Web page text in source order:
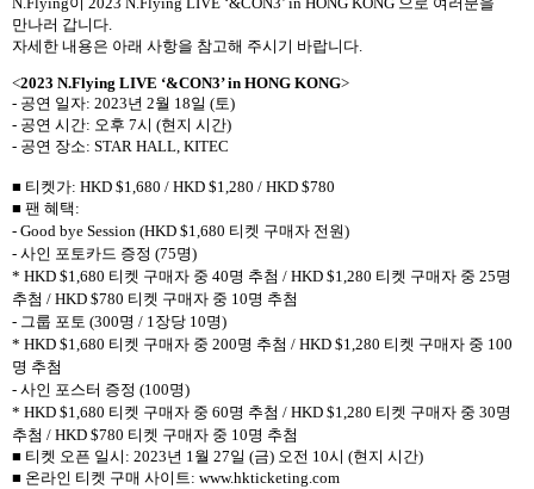
만나러 갑니다.
자세한 내용은 아래 사항을 참고해 주시기 바랍니다.
<2023 N.Flying LIVE ‘&CON3’ in HONG KONG>
- 공연 일자: 2023년 2월 18일 (토)
- 공연 시간: 오후 7시 (현지 시간)
- 공연 장소: STAR HALL, KITEC
■ 티켓가: HKD $1,680 / HKD $1,280 / HKD $780
■ 팬 혜택 :
- Good bye Session (HKD $1,680 티켓 구매자 전원)
- 사인 포토카드 증정 (75명)
* HKD $1,680 티켓 구매자 중 40명 추첨 / HKD $1,280 티켓 구매자 중 25명
추첨 / HKD $780 티켓 구매자 중 10명 추첨
- 그룹 포토 (300명 / 1장당 10명)
* HKD $1,680 티켓 구매자 중 200명 추첨 / HKD $1,280 티켓 구매자 중 100
명 추첨
- 사인 포스터 증정 (100명)
* HKD $1,680 티켓 구매자 중 60명 추첨 / HKD $1,280 티켓 구매자 중 30명
추첨 / HKD $780 티켓 구매자 중 10명 추첨
■ 티켓 오픈 일시 : 2023년 1월 27일 (금) 오전 10시 (현지 시간)
■ 온라인 티켓 구매 사이트: www.hkticketing.com